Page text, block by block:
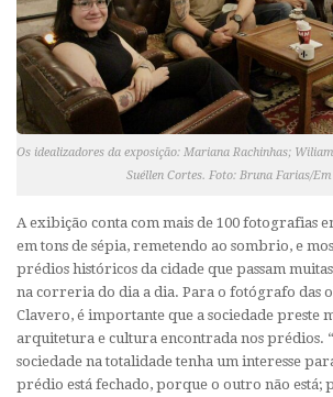
Os idealizadores da exposição: Mariana Rachinhas;
Suéllen Cortes. Foto: Bruna Farias/
A exibição conta com mais de 100 fotografias
em tons de sépia, remetendo ao sombrio, e
prédios históricos da cidade que passam
na correria do dia a dia. Para o fotógrafo das
Clavero, é importante que a sociedade preste
arquitetura e cultura encontrada nos prédios.
sociedade na totalidade tenha um interesse
prédio está fechado, porque o outro não está;